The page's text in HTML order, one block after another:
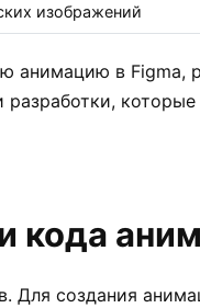
изображений
анимацию в Figma,
кода
Для создания